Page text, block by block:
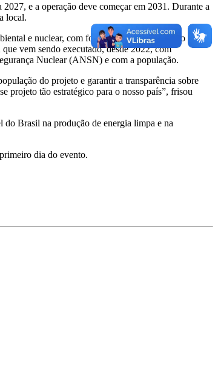
e a operação deve começar em 2031. Durante a
local.
e nuclear, com foco na transparência e no
vem sendo executado, desde 2022, com
Nuclear (ANSN) e com a população.
do projeto e garantir a transparência sobre
projeto tão estratégico para o nosso país”, frisou
Brasil na produção de energia limpa e na
dia do evento.